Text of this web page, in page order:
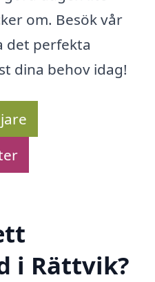
om. Besök vår
perfekta
dina behov idag!
i Rättvik?